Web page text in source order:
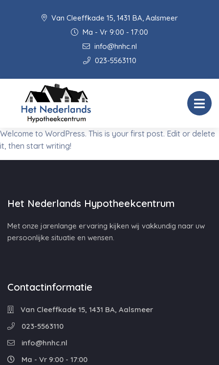
Van Cleeffkade 15, 1431 BA, Aalsmeer
Ma - Vr 9:00 - 17:00
info@hnhc.nl
023-5563110
Welcome to WordPress. This is your first post. Edit or delete
it, then start writing!
Het Nederlands Hypotheekcentrum
Met onze jarenlange ervaring kijken wij vakkundig naar uw
persoonlijke situatie en wensen.
Contactinformatie
Van Cleeffkade 15, 1431 BA, Aalsmeer
023-5563110
info@hnhc.nl
Ma - Vr 9:00 - 17:00